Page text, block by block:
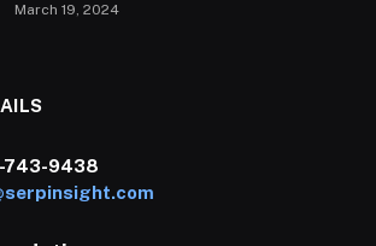
March 19, 2024
743-9438